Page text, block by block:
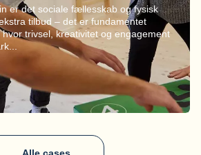
er det sociale fællesskab og fysisk
tilbud – det er fundamentet
trivsel, kreativitet og engagement